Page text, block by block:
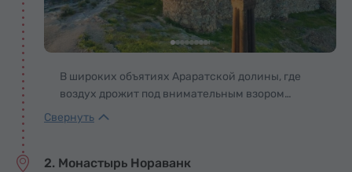
В широких объятиях Араратской долины, где
воздух дрожит под внимательным взором
снежнокоронованного великана, возвышается
здесь, в глубокой и безмолвной яме, царь Трдат
2. Монастырь Нораванк